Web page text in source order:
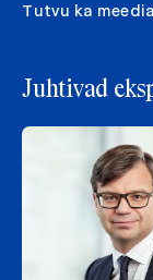
Tutvu ka
Juhtivad